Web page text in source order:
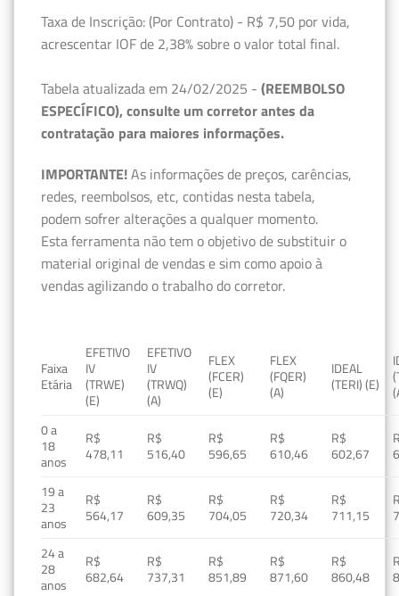
Taxa de Inscrição: (Por Contrato) - R$ 7,50 por vida,
acrescentar IOF de 2,38% sobre o valor total final.
Tabela atualizada em 24/02/2025 - (REEMBOLSO
ESPECÍFICO), consulte um corretor antes da
contratação para maiores informações.
IMPORTANTE!As informações de preços, carências,
redes, reembolsos, etc, contidas nesta tabela,
podem sofrer alterações a qualquer momento.
Esta ferramenta não tem o objetivo de substituir o
material original de vendas e sim como apoio à
vendas agilizando o trabalho do corretor.
Faixa
Etária
EFETIVO
IV
(TRWE)
(E)
EFETIVO
IV
(TRWQ)
(A)
FLEX
(FCER)
(E)
FLEX
(FQER)
(A)
IDEAL
(TERI) (E)
0 a
18
anos
R$
478,11
R$
516,40
R$
596,65
R$
610,46
R$
602,67
19 a
23
anos
R$
564,17
R$
609,35
R$
704,05
R$
720,34
R$
711,15
24 a
28
anos
R$
682,64
R$
737,31
R$
851,89
R$
871,60
R$
860,48